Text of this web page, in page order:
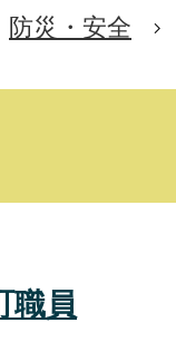
防災・安全
職員